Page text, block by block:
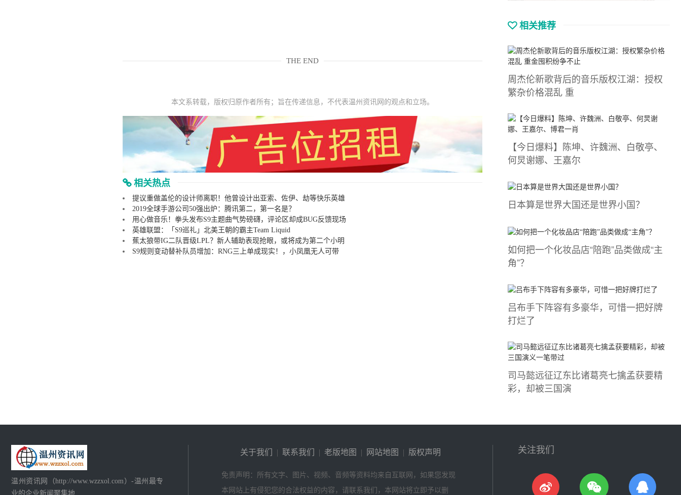
THE END
本文系转载，版权归原作者所有；旨在传递信息，不代表温州资讯网的观点和立场。
相关热点
提议重做盖伦的设计师离职！他曾设计出亚索、佐伊、劫等快乐英雄
2019全球手游公司50强出炉：腾讯第二，第一名是？
用心做音乐！拳头发布S9主题曲气势磅礴，评论区却成BUG反馈现场
英雄联盟：「S9巡礼」北美王朝的霸主Team Liquid
蕉太狼带IG二队晋级LPL？新人辅助表现抢眼，或将成为第二个小明
S9规则变动替补队员增加：RNG三上单成现实！，小凤凰无人可带
相关推荐
周杰伦新歌背后的音乐版权江湖：授权
繁杂价格混乱 重
【今日爆料】陈坤、许魏洲、白敬亭、
何炅谢娜、王嘉尔
日本算是世界大国还是世界小国？
如何把一个化妆品店“陪跑”品类做成“主
角”？
吕布手下阵容有多豪华，可惜一把好牌
打烂了
司马懿​远征辽东比诸葛亮七擒孟获要精
彩，却被三国演
温州资讯网（http://www.wzzxol.com）-温州最专
业的企业新闻聚集地
关于我们 | 联系我们 | 老版地图 | 网站地图 | 版权声明
免责声明：所有文字、图片、视频、音频等资料均来自互联网，如果您发现
本网站上有侵犯您的合法权益的内容，请联系我们，本网站将立即予以删
关注我们